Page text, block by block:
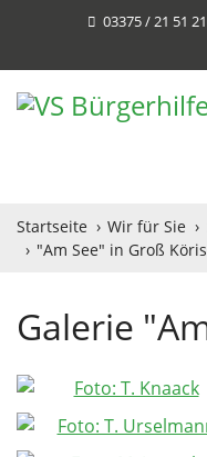
03375 / 21 51
Startseite Wir für Sie
"Am See" in Groß Köris
Galerie